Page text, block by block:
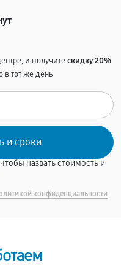
и получитескидку 20%
в тот же день
назвать стоимость и
конфиденциальности